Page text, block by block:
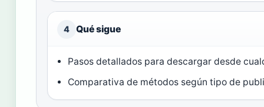
4 Qué sigue
Pasos detallados para descargar desde
Comparativa de métodos según tipo de